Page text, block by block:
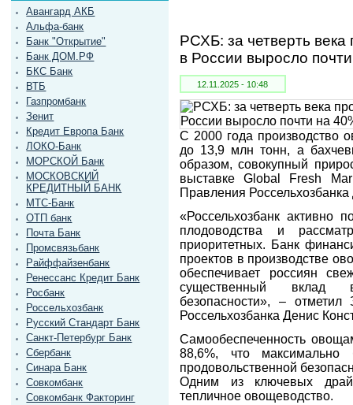
Авангард АКБ
Альфа-банк
Банк "Открытие"
Банк ДОМ.РФ
БКС Банк
ВТБ
Газпромбанк
Зенит
Кредит Европа Банк
ЛОКО-Банк
МОРСКОЙ Банк
МОСКОВСКИЙ
КРЕДИТНЫЙ БАНК
МТС-Банк
ОТП банк
Почта Банк
Промсвязьбанк
Райффайзенбанк
Ренессанс Кредит Банк
Росбанк
Россельхозбанк
Русский Стандарт Банк
Санкт-Петербург Банк
Сбербанк
Синара Банк
Совкомбанк
Совкомбанк Факторинг
РСХБ: за четверть
в России выросло
12.11.2025 - 10:48
С 2000 года производство
до 13,9 млн тонн, а
образом, совокупный
выставке Global Fresh
Правления
«Россельхозбанк активно
плодоводства и
приоритетных. Банк
проектов в производстве
обеспечивает россиян
существенный вклад в
безопасности», – отметил
Россельхозбанка Денис
Самообеспеченность
88,6%, что максимально
продовольственной
Одним из ключевых
тепличное овощеводство.